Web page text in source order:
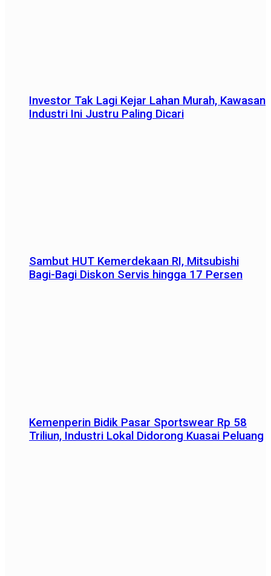
Investor Tak Lagi Kejar Lahan Murah, Kawasan
Industri Ini Justru Paling Dicari
Sambut HUT Kemerdekaan RI, Mitsubishi
Bagi-Bagi Diskon Servis hingga 17 Persen
Kemenperin Bidik Pasar Sportswear Rp 58
Triliun, Industri Lokal Didorong Kuasai Peluang